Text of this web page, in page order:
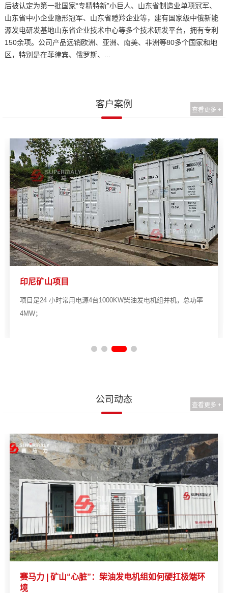
后被认定为第一批国家“专精特新”小巨人、山东省制造业单项冠军、
山东省中小企业隐形冠军、山东省瞪羚企业等，建有国家级中俄新能
源发电研发基地山东省企业技术中心等多个技术研发平台，拥有专利
150余项。公司产品远销欧洲、亚洲、南美、非洲等80多个国家和地
区，特别是在菲律宾、俄罗斯、...
客户案例
查看更多 +
印尼矿山项目
项目是24 小时常用电源4台1000KW柴油发电机组并机，总功率
4MW；
公司动态
查看更多 +
赛马力 | 矿山“心脏”：柴油发电机组如何硬扛极端环
境